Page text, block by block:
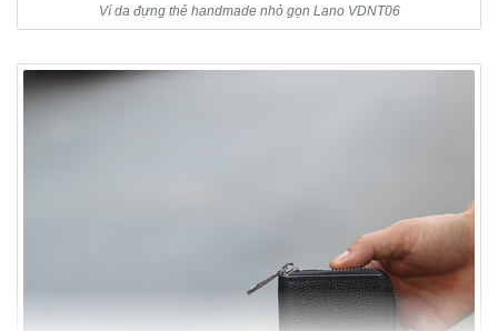
Ví da đựng thẻ handmade nhỏ gọn Lano VDNT06